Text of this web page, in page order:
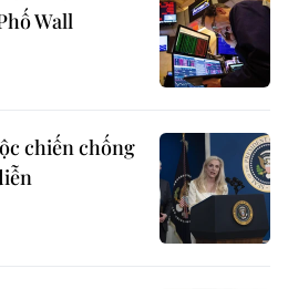
Wall
chiến chống